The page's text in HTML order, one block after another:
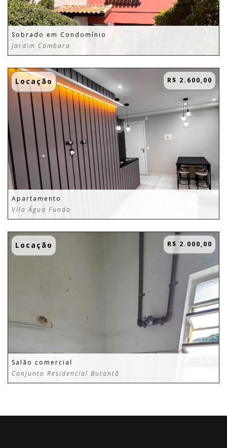
Sobrado em Condomínio
Jardim Cambara
Locação R$ 2.600,00
Apartamento
Vila Água Funda
Locação R$ 2.000,00
Salão comercial
Conjunto Residencial Butantã